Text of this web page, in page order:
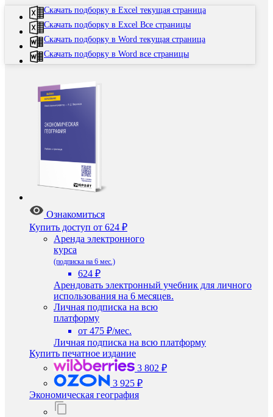
Скачать подборку в Excel текущая страница
Скачать подборку в Excel Все страницы
Скачать подборку в Word текущая страница
Скачать подборку в Word все страницы
Ознакомиться
Купить доступ от 624 ₽
Аренда электронного
курса
(подписка на 6 мес.)
624 ₽
Арендовать электронный учебник для личного
использования на 6 месяцев.
Личная подписка на всю
платформу
от 475 ₽/мес.
Личная подписка на всю платформу
Купить печатное издание
3 802 ₽
3 925 ₽
Экономическая география